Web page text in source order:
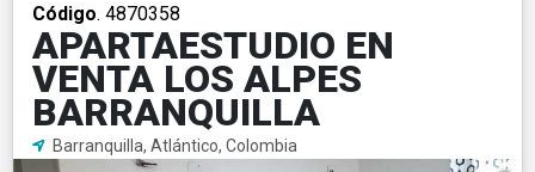
Código. 4870358
APARTAESTUDIO EN
VENTA LOS ALPES
BARRANQUILLA
Barranquilla, Atlántico, Colombia